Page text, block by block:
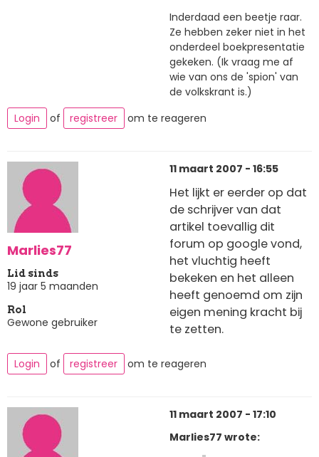
Inderdaad een beetje raar.
Ze hebben zeker niet in het
onderdeel boekpresentatie
gekeken. (Ik vraag me af
wie van ons de 'spion' van
de volkskrant is.)
Login
of registreer om te reageren
Marlies77
Lid sinds
19 jaar 5 maanden
Rol
Gewone gebruiker
11 maart 2007 - 16:55
Het lijkt er eerder op dat
de schrijver van dat
artikel toevallig dit
forum op google vond,
het vluchtig heeft
bekeken en het alleen
heeft genoemd om zijn
eigen mening kracht bij
te zetten.
Login of registreer om te reageren
11 maart 2007 - 17:10
Marlies77 wrote: